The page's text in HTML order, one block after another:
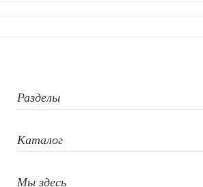
печати
свыше 50
Разделы
Каталог
Мы здесь